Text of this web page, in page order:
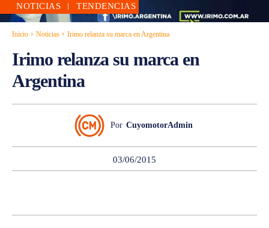
NOTICIAS TENDENCIAS
Inicio Noticias Irimo relanza su marca en Argentina
Irimo relanza su marca en
Argentina
Por CuyomotorAdmin
03/06/2015